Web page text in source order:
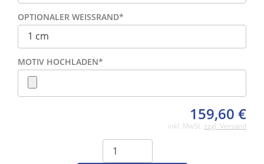
OPTIONALER WEISSRAND *
MOTIV HOCHLADEN*
159,60 €
inkl. MwSt. zzgl. Versand